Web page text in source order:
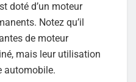
doté d’un moteur
Notez qu’il
de moteur
mais leur utilisation
automobile.